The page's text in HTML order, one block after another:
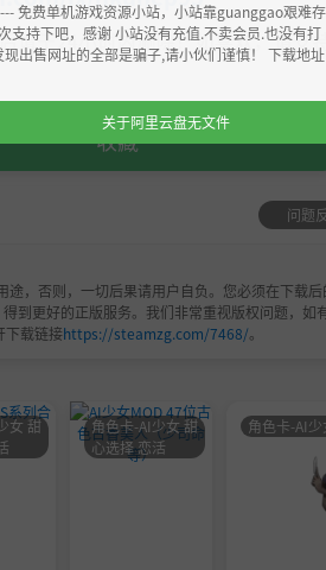
请于24小时内删除！如喜欢，请支
收藏
问题
，否则，一切后果请用户自负。您必须在下载后
到更好的正版服务。我们非常重视版权问题，如
载链接https://steamzg.com/7468/。
女 甜
角色卡-AI少女 甜
心选择 恋活
角色卡-AI少
免费单机游戏资源小站，小站靠guanggao艰难存
持下吧，感谢 小站没有充值.不卖会员.也没有打
出售网址的全部是骗子,请小伙们谨慎！ 下载地址
关于阿里云盘无文件